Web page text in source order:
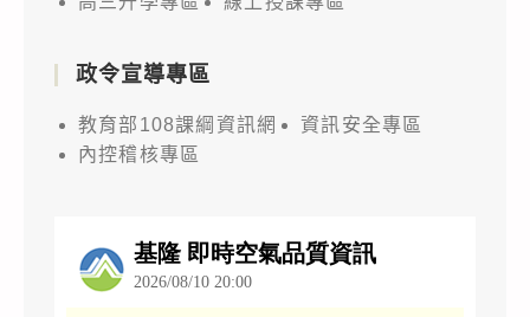
政令宣導專區
教育部108課綱資訊網
資訊安全專區
內控稽核專區